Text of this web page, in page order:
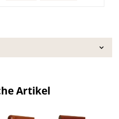
Artikel